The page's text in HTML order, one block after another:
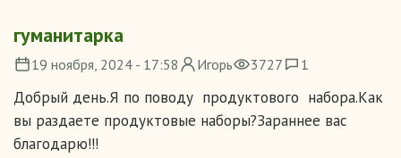
гуманитарка
19 ноября, 2024 - 17:58 Игорь 3727 1
Добрый день.Я по поводу продуктового набора.Как
вы раздаете продуктовые наборы?Зараннее вас
благодарю!!!